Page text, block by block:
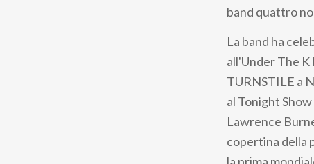
band quattro
La band ha
all'Under The
TURNSTILE a
al Tonight
Lawrence
copertina della